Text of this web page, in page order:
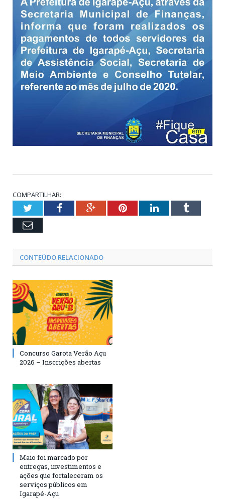
COMPARTILHAR:
TwitterFacebookGoogle+PinterestLinkedInTumblr
Email
CONTEÚDO RELACIONADO
Concurso Garota Verão Açu
2026 – Inscrições abertas
Maio foi marcado por
entregas, investimentos e
ações que fortaleceram os
serviços públicos em
Igarapé-Açu